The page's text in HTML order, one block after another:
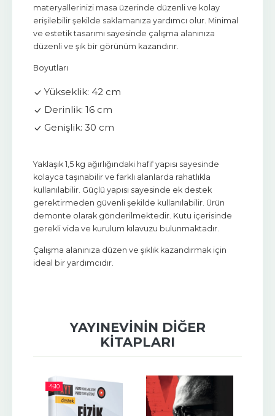
materyallerinizi masa üzerinde düzenli ve kolay
erişilebilir şekilde saklamanıza yardımcı olur. Minimal
ve estetik tasarımı sayesinde çalışma alanınıza
düzenli ve şık bir görünüm kazandırır.
Boyutları
Yükseklik: 42 cm
Derinlik: 16 cm
Genişlik: 30 cm
Yaklaşık 1,5 kg ağırlığındaki hafif yapısı sayesinde
kolayca taşınabilir ve farklı alanlarda rahatlıkla
kullanılabilir. Güçlü yapısı sayesinde ek destek
gerektirmeden güvenli şekilde kullanılabilir. Ürün
demonte olarak gönderilmektedir. Kutu içerisinde
gerekli vida ve kurulum kılavuzu bulunmaktadır.
Çalışma alanınıza düzen ve şıklık kazandırmak için
ideal bir yardımcıdır.
YAYINEVININ DIĞER
KITAPLARI
-%10